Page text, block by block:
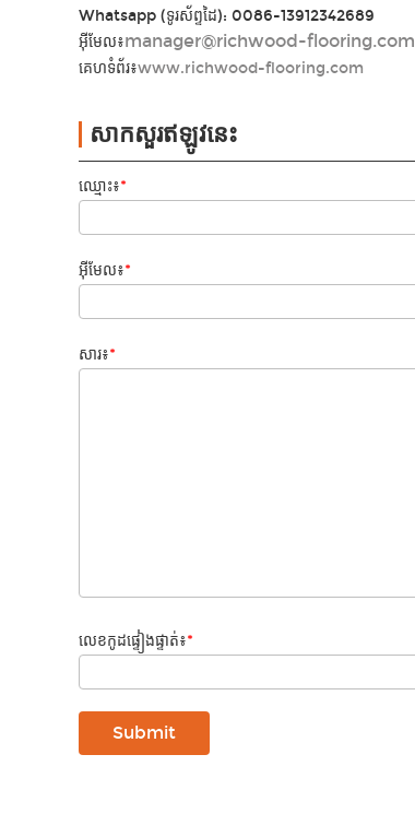
Whatsapp (ទូរស័ព្ទដៃ): 0086-13912342689
អ៊ីមែល៖manager@richwood-flooring.com
គេហទំព័រ៖www.richwood-flooring.com
សាកសួរឥឡូវនេះ
ឈ្មោះ៖*
អ៊ីមែល៖*
សារ៖*
លេខកូដផ្ទៀងផ្ទាត់៖*